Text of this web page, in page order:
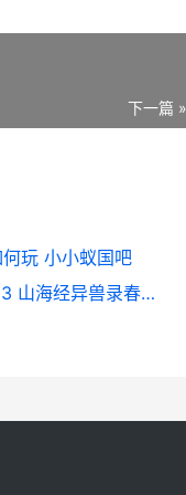
下一篇 »
玩 小小蚁国吧
山海经异兽录春节礼包码2023 山海经异兽录春节活动